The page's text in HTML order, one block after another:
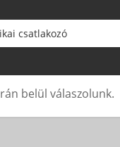
csatlakozó
belül válaszolunk.